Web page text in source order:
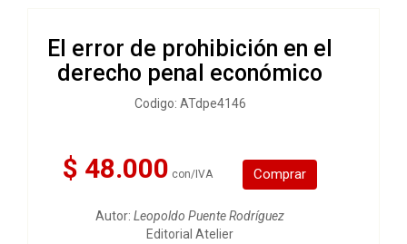
El error de prohibición en el
derecho penal económico
Codigo: ATdpe4146
$ 48.000 con/IVA Comprar
Autor: Leopoldo Puente Rodríguez
Editorial Atelier